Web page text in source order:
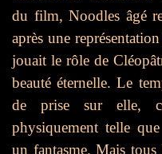
du film, Noodles âgé
après une
jouait le rôle de
beauté éternelle. Le
de prise sur elle,
physiquement telle
un fantasme. Mais tous